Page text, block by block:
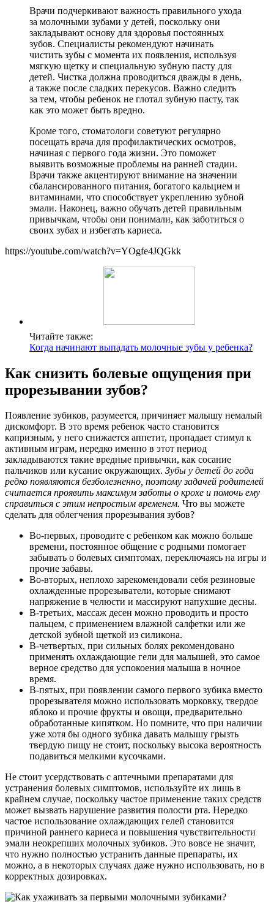
Врачи подчеркивают важность правильного ухода
за молочными зубами у детей, поскольку они
закладывают основу для здоровья постоянных
зубов. Специалисты рекомендуют начинать
чистить зубы с момента их появления, используя
мягкую щетку и специальную зубную пасту для
детей. Чистка должна проводиться дважды в день,
а также после сладких перекусов. Важно следить
за тем, чтобы ребенок не глотал зубную пасту, так
как это может быть вредно.
Кроме того, стоматологи советуют регулярно
посещать врача для профилактических осмотров,
начиная с первого года жизни. Это поможет
выявить возможные проблемы на ранней стадии.
Врачи также акцентируют внимание на значении
сбалансированного питания, богатого кальцием и
витаминами, что способствует укреплению зубной
эмали. Наконец, важно обучать детей правильным
привычкам, чтобы они понимали, как заботиться о
своих зубах и избегать кариеса.
https://youtube.com/watch?v=YOgfe4JQGkk
Читайте также:
Когда начинают выпадать молочные зубы у ребенка?
Как снизить болевые ощущения при
прорезывании зубов?
Появление зубиков, разумеется, причиняет малышу немалый
дискомфорт. В это время ребенок часто становится
капризным, у него снижается аппетит, пропадает стимул к
активным играм, нередко именно в этот период
закладываются такие вредные привычки, как сосание
пальчиков или кусание окружающих. Зубы у детей до года
редко появляются безболезненно, поэтому задачей родителей
считается проявить максимум заботы о крохе и помочь ему
справиться с этим непростым временем. Что вы можете
сделать для облегчения прорезывания зубов?
Во-первых, проводите с ребенком как можно больше
времени, постоянное общение с родными помогает
забывать о болевых симптомах, переключаясь на игры и
прочие забавы.
Во-вторых, неплохо зарекомендовали себя резиновые
охлажденные прорезыватели, которые снимают
напряжение в челюсти и массируют напухшие десны.
В-третьих, массаж десен можно проводить и просто
пальцем, с применением влажной салфетки или же
детской зубной щеткой из силикона.
В-четвертых, при сильных болях рекомендовано
применять охлаждающие гели для малышей, это самое
верное средство для успокоения малыша в ночное
время.
В-пятых, при появлении самого первого зубика вместо
прорезывателя можно использовать морковку, твердое
яблоко и прочие фрукты и овощи, предварительно
обработанные кипятком. Но помните, что при наличии
уже хотя бы одного зубика давать малышу грызть
твердую пищу не стоит, поскольку высока вероятность
подавиться мелкими кусочками.
Не стоит усердствовать с аптечными препаратами для
устранения болевых симптомов, используйте их лишь в
крайнем случае, поскольку частое применение таких средств
может вызвать нарушение развития полости рта. Нередко
частое использование охлаждающих гелей становится
причиной раннего кариеса и повышения чувствительности
эмали неокрепших молочных зубиков. Это вовсе не значит,
что нужно полностью устранить данные препараты, их
можно, а в некоторых случаях даже нужно использовать, но в
корректных дозировках.